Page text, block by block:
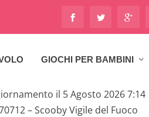
GIOCHI PER BAMBINI
il 5 Agosto 2026 7:14
– Scooby Vigile del Fuoco